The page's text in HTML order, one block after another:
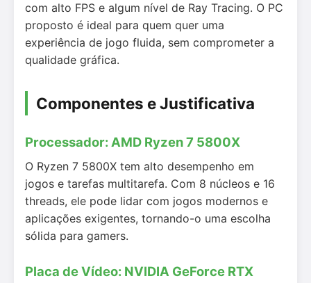
com alto FPS e algum nível de Ray Tracing. O PC
proposto é ideal para quem quer uma
experiência de jogo fluida, sem comprometer a
qualidade gráfica.
Componentes e Justificativa
Processador: AMD Ryzen 7 5800X
O Ryzen 7 5800X tem alto desempenho em
jogos e tarefas multitarefa. Com 8 núcleos e 16
threads, ele pode lidar com jogos modernos e
aplicações exigentes, tornando-o uma escolha
sólida para gamers.
Placa de Vídeo: NVIDIA GeForce RTX